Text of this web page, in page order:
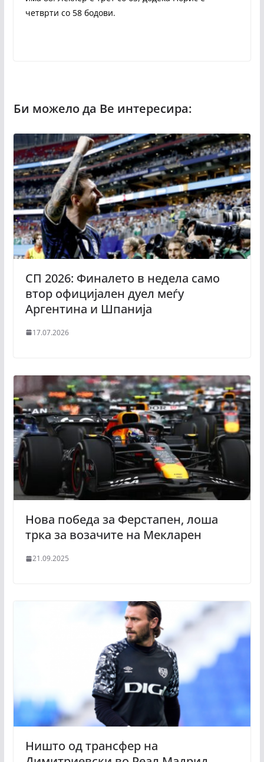
четврти со 58 бодови.
СП 2026: Финалето в недела само
втор официјален дуел меѓу
Аргентина и Шпанија
17.07.2026
Нова победа за Ферстапен, лоша
трка за возачите на Мекларен
21.09.2025
Ништо од трансфер на